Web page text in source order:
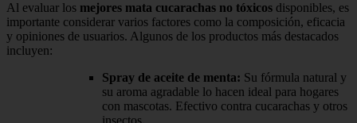
Al evaluar los mejores mata cucarachas no tóxicos disponibles, es
importante considerar varios factores como la composición, eficacia
y opiniones de usuarios. Algunos de los productos más destacados
incluyen:
Spray de aceite de menta: Su fórmula natural y
su aroma agradable lo hacen ideal para hogares
con mascotas. Efectivo contra cucarachas y otros